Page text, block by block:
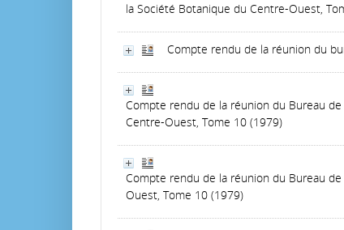
la Société Botanique du Centre-Ouest,
Compte rendu de la réunion du
Compte rendu de la réunion du Bureau
Centre-Ouest, Tome 10 (1979)
Compte rendu de la réunion du Bureau
Ouest, Tome 10 (1979)